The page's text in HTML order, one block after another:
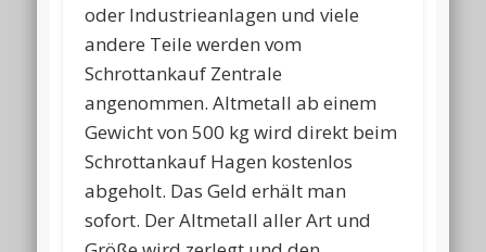
oder Industrieanlagen und viele
andere Teile werden vom
Schrottankauf Zentrale
angenommen. Altmetall ab einem
Gewicht von 500 kg wird direkt beim
Schrottankauf Hagen kostenlos
abgeholt. Das Geld erhält man
sofort. Der Altmetall aller Art und